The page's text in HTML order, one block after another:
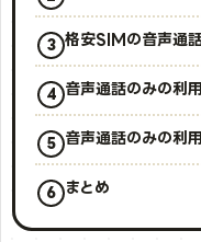
格安SIMの音声通
音声通話のみの利
音声通話のみの利
まとめ